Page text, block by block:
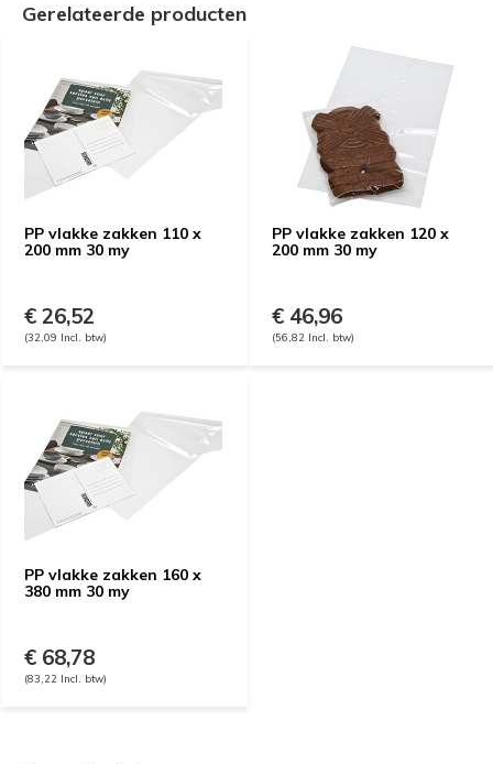
Gerelateerde producten
PP vlakke zakken 110 x
200 mm 30 my
€ 26,52
(32,09 Incl. btw)
PP vlakke zakken 120 x
200 mm 30 my
€ 46,96
(56,82 Incl. btw)
PP vlakke zakken 160 x
380 mm 30 my
€ 68,78
(83,22 Incl. btw)